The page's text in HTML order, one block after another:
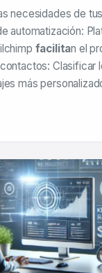
necesidades de
automatización:
facilitan el
Clasificar
más